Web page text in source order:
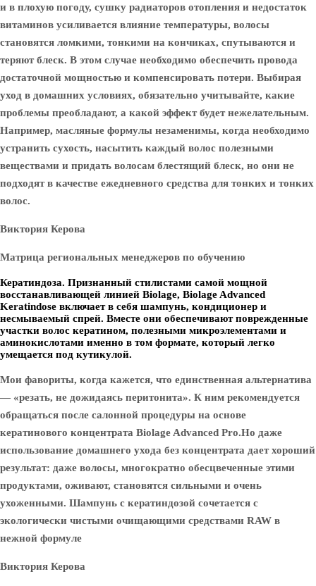
и в плохую погоду, сушку радиаторов отопления и недостаток
витаминов усиливается влияние температуры, волосы
становятся ломкими, тонкими на кончиках, спутываются и
теряют блеск. В этом случае необходимо обеспечить провода
достаточной мощностью и компенсировать потери. Выбирая
уход в домашних условиях, обязательно учитывайте, какие
проблемы преобладают, а какой эффект будет нежелательным.
Например, масляные формулы незаменимы, когда необходимо
устранить сухость, насытить каждый волос полезными
веществами и придать волосам блестящий блеск, но они не
подходят в качестве ежедневного средства для тонких и тонких
волос.
Виктория Керова
Матрица региональных менеджеров по обучению
Кератиндоза. Признанный стилистами самой мощной
восстанавливающей линией Biolage, Biolage Advanced
Keratindose включает в себя шампунь, кондиционер и
несмываемый спрей. Вместе они обеспечивают поврежденные
участки волос кератином, полезными микроэлементами и
аминокислотами именно в том формате, который легко
умещается под кутикулой.
Мои фавориты, когда кажется, что единственная альтернатива
— «резать, не дожидаясь перитонита». К ним рекомендуется
обращаться после салонной процедуры на основе
кератинового концентрата Biolage Advanced Pro.Но даже
использование домашнего ухода без концентрата дает хороший
результат: даже волосы, многократно обесцвеченные этими
продуктами, оживают, становятся сильными и очень
ухоженными. Шампунь с кератиндозой сочетается с
экологически чистыми очищающими средствами RAW в
нежной формуле
Виктория Керова